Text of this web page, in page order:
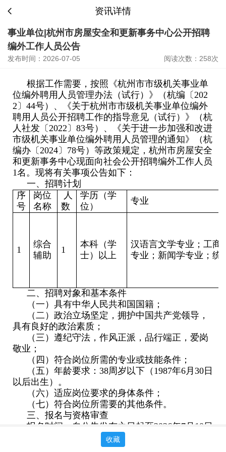
资讯详情
事业单位|杭州市房屋安全和更新事务中心公开招聘
编外工作人员公告
发布时间：2026-07-05 阅读次数：258次
根据工作需要，按照《杭州市市级机关事业单
位编外聘用人员管理办法（试行）》（杭编〔202
2〕44号）、《关于杭州市市级机关事业单位编外
聘用人员公开招聘工作的指导意见（试行）》（杭
人社发〔2022〕83号）、《关于进一步加强和改进
市级机关事业单位编外聘用人员管理的通知》（杭
编办〔2024〕78号）等政策规定，杭州市房屋安全
和更新事务中心现面向社会公开招聘编外工作人员
1名。现将有关事项公告如下：
一、招聘计划
序
号
岗位
名称
人
数
学历（学
位）
专业
1
综合
辅助
1
本科（学
士）以上
汉语言文学专业；工商
专业；新闻学专业；统
二、招聘对象和基本条件
（一）具有中华人民共和国国籍；
（二）政治立场坚定，拥护中国共产党领导，
具有良好的政治素质；
（三）遵纪守法，作风正派，品行端正，爱岗
敬业；
（四）符合岗位所需的专业或技能条件；
（五）年龄要求：38周岁以下（1987年6月30日
以后出生）。
（六）适应岗位要求的身体条件；
（七）符合岗位所需要的其他条件。
三、报名与资格审查
报名时间：自公告发布之日起至2026年7月10日
资格初审时间：2026年7月2日－7月14日10：0
收藏